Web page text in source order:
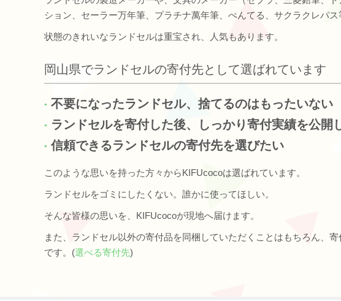
ション、セーラー万年筆、プラチナ萬年筆、ぺんてる、サクラクレパス
状態のきれいなランドセルは重宝され、人気もあります。
岡山県でランドセルの寄付先として選ばれています
不要になったランドセル、捨てるのはもったいない
ランドセルを寄付した後、しっかり寄付実績を公開
信頼できるランドセルの寄付先を選びたい
このような思いを持った方々からKIFUcocoは選ばれています。
ランドセルをゴミにしたくない。誰かに使ってほしい。
そんな皆様の思いを、KIFUcocoが現地へ届けます。
また、ランドセル以外の寄付品を同梱していただくことはもちろん、
です。(選べる寄付先)